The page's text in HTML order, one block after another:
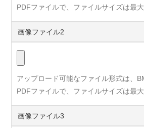
PDFファイルで、ファイルサイズは最大
画像ファイル2
アップロード可能なファイル形式は、
PDFファイルで、ファイルサイズは最大
画像ファイル3